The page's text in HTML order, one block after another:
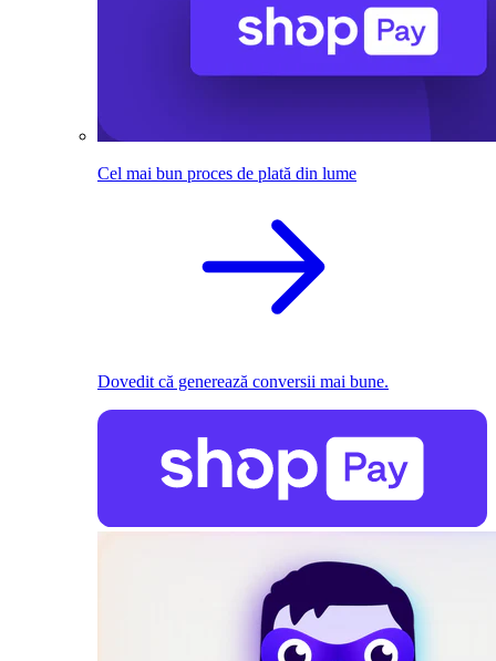
Cel mai bun proces de plată din lume
Dovedit că generează conversii mai bune.